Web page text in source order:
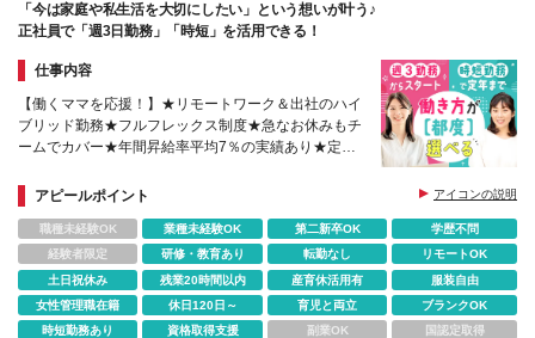
「今は家庭や私生活を大切にしたい」という想いが叶う♪
正社員で「週3日勤務」「時短」を活用できる！
仕事内容
【働くママを応援！】★リモートワーク＆出社のハイ
ブリッド勤務★フルフレックス制度★急なお休みもチ
ームでカバー★年間昇給率平均7％の実績あり★定年
アピールポイント
アイコンの説明
職種未経験OK 業種未経験OK 第二新卒OK
学歴不問
経験者限定
研修・教育あり 転勤なし
リモートOK
土日祝休み
残業20時間以内 産育休活用有
服装自由
女性管理職在籍
休日120日～ 育児と両立
ブランクOK
時短勤務あり
資格取得支援 副業OK 国認定取得